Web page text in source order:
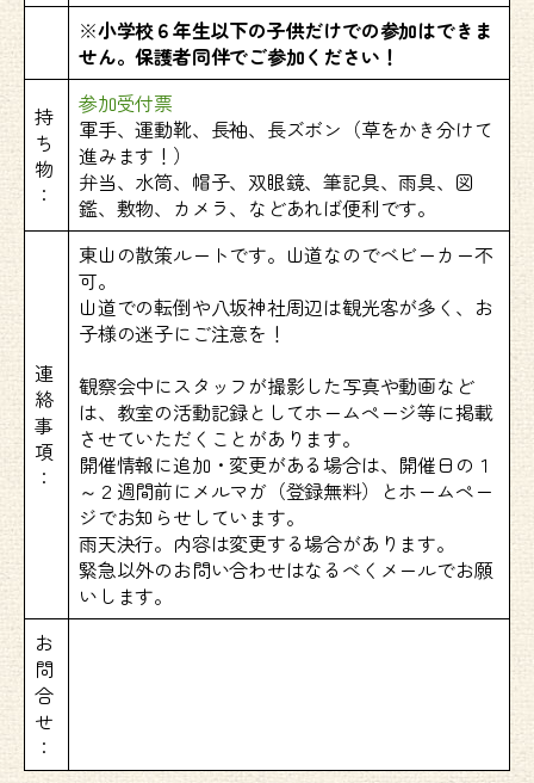
※小学校６年生以下の子供だけでの参加はできま
せん。保護者同伴でご参加ください！
持
ち
物
：
参加受付票
軍手、運動靴、長袖、長ズボン（草をかき分けて
進みます！）
弁当、水筒、帽子、双眼鏡、筆記具、雨具、図
鑑、敷物、カメラ、などあれば便利です。
連
絡
事
項
：
東山の散策ルートです。山道なのでベビーカー不
可。
山道での転倒や八坂神社周辺は観光客が多く、お
子様の迷子にご注意を！
観察会中にスタッフが撮影した写真や動画など
は、教室の活動記録としてホームページ等に掲載
させていただくことがあります。
開催情報に追加・変更がある場合は、開催日の１
～２週間前にメルマガ（登録無料）とホームペー
ジでお知らせしています。
雨天決行。内容は変更する場合があります。
緊急以外のお問い合わせはなるべくメールでお願
いします。
お
問
合
せ
：